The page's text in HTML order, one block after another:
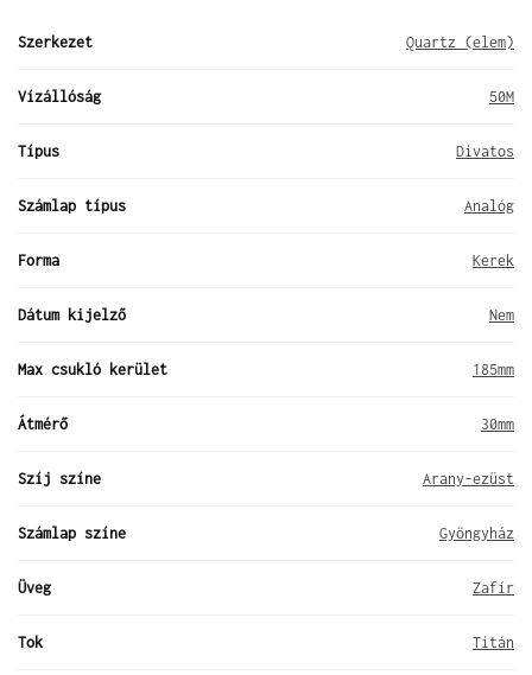
Szerkezet Quartz (elem)
Vízállóság 50M
Típus Divatos
Számlap típus Analóg
Forma Kerek
Dátum kijelző Nem
Max csukló kerület 185mm
Átmérő 30mm
Szíj színe Arany-ezüst
Számlap színe Gyöngyház
Üveg Zafír
Tok Titán